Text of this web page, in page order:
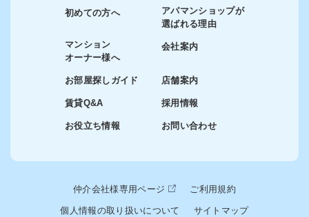
初めての方へ
マンション
オーナー様へ
お部屋探しガイド
賃貸Q&A
お役立ち情報
アパマンショップが
選ばれる理由
会社案内
店舗案内
採用情報
お問い合わせ
仲介会社様専用ページ ご利用規約
個人情報の取り扱いについて サイトマップ